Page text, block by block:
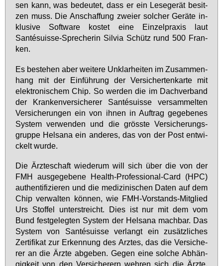
sen kann, was be­deu­tet, dass er ein Le­se­ge­rät be­sit­
zen muss. Die An­schaf­fung zwei­er sol­cher Ge­rä­te in­
klu­si­ve Soft­ware kos­tet ei­ne Ein­zel­pra­xis laut
Santésu­is­se-Spre­che­rin Sil­via Schütz rund 500 Fran­
ken.
Es be­ste­hen aber wei­te­re Un­klar­hei­ten im Zu­sam­men­
hang mit der Ein­füh­rung der Ver­si­cher­ten­kar­te mit
elek­tro­ni­schem Chip. So wer­den die im Dach­ver­band
der Kran­ken­ver­si­che­rer Santésu­is­se ver­sam­mel­ten
Ver­si­che­run­gen ein von ih­nen in Auf­trag ge­ge­be­nes
Sys­tem ver­wen­den und die gröss­te Ver­si­che­rungs­
grup­pe Hels­a­na ein an­de­res, das von der Post ent­wi­
ckelt wur­de.
Die Ärz­te­schaft wie­der­um will sich über die von der
FMH aus­ge­ge­be­ne Health-Pro­fes­sio­nal-Card (HPC)
au­then­ti­fi­zie­ren und die me­di­zi­ni­schen Da­ten auf dem
Chip ver­wal­ten kön­nen, wie FMH-Vor­stands-Mit­glied
Urs Stof­fel un­ter­streicht. Dies ist nur mit dem vom
Bund fest­ge­leg­ten Sys­tem der Hels­a­na mach­bar. Das
Sys­tem von Santésu­is­se ver­langt ein zu­sätz­li­ches
Zer­ti­fi­kat zur Er­ken­nung des Arz­tes, das die Ver­si­che­
rer an die Ärz­te ab­ge­ben. Ge­gen ei­ne sol­che Ab­hän­
gig­keit von den Ver­si­che­rern weh­ren sich die Ärz­te.